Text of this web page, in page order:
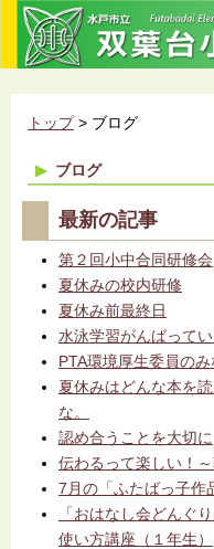
トップ> ブログ
ブログ
最新の記事
第２回小中合同研修会
夏休みの校内研修
夏休み前最終日
水泳学習がんばって
PTA環境厚生委員の
夏休みはどんな本を
な。
認め合うことを大切に
伝わるって楽しい！
7月の「ふたばっ子作
「おはなし会どんぐ
使い方講座（１年生）